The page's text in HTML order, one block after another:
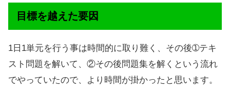
目標を越えた要因
1日1単元を行う事は時間的に取り難く、その後➀テキ
スト問題を解いて、②その後問題集を解くという流れ
でやっていたので、より時間が掛かったと思います。